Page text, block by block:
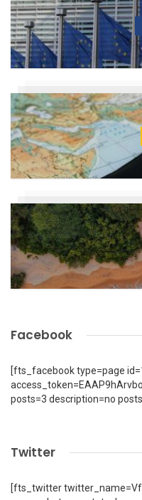
Facebook
[fts_facebook type=page
posts=3 description=no
Twitter
[fts_twitter